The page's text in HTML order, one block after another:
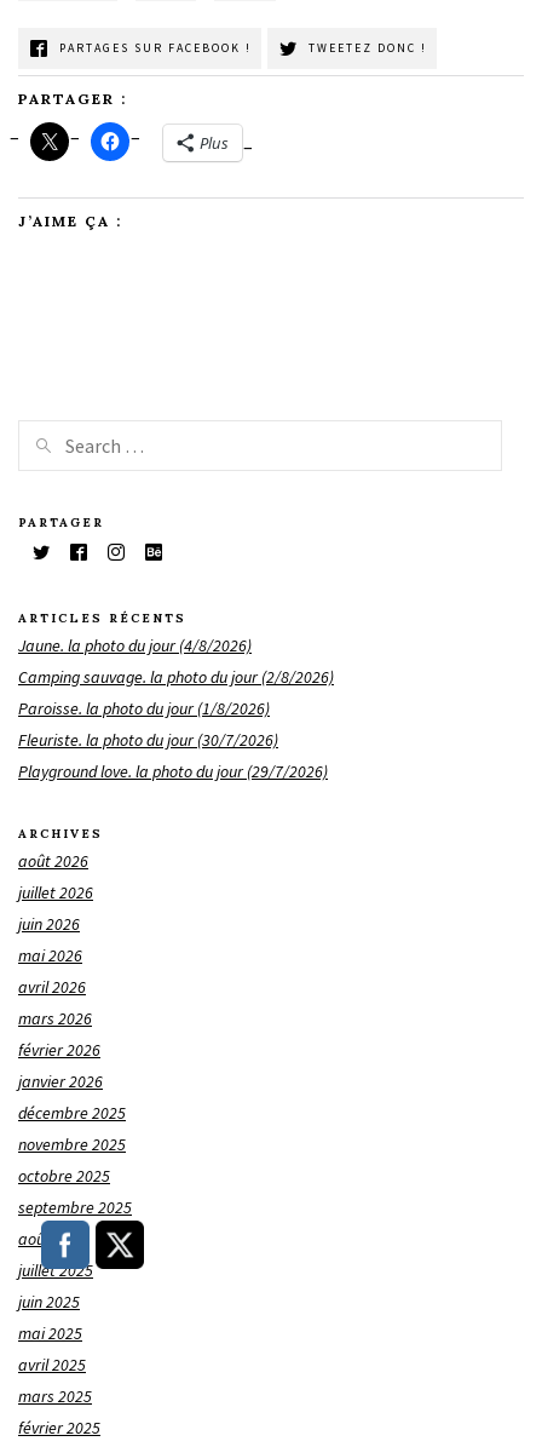
PARTAGES SUR FACEBOOK ! TWEETEZ DONC !
PARTAGER :
Plus
J’AIME ÇA :
PARTAGER
ARTICLES RÉCENTS
Jaune. la photo du jour (4/8/2026)
Camping sauvage. la photo du jour (2/8/2026)
Paroisse. la photo du jour (1/8/2026)
Fleuriste. la photo du jour (30/7/2026)
Playground love. la photo du jour (29/7/2026)
ARCHIVES
août 2026
juillet 2026
juin 2026
mai 2026
avril 2026
mars 2026
février 2026
janvier 2026
décembre 2025
novembre 2025
octobre 2025
septembre 2025
août 2025
juillet 2025
juin 2025
mai 2025
avril 2025
mars 2025
février 2025